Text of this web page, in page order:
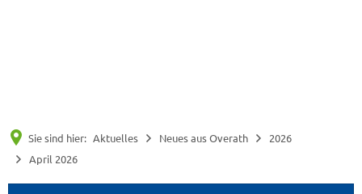
Sie sind hier: Aktuelles Neues aus Overath
2026
April 2026